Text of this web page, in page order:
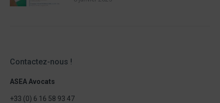
Contactez-nous !
ASEA Avocats
+33 (0) 6 16 58 93 47